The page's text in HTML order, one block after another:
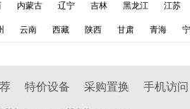
内蒙古 辽宁 吉林 黑龙江 江苏
云南 西藏 陕西 甘肃 青海
特价设备 采购置换 手机访问